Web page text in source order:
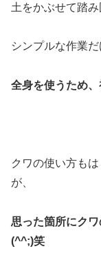
土をかぶせて踏み
シンプルな作業だ
全身を使うため
クワの使い方も
が、
思った箇所にク
(^^;)笑